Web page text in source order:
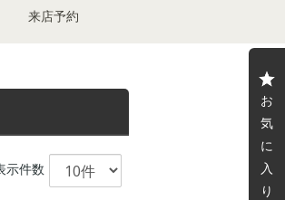
来店予約
お
気
に
入
り
示件数